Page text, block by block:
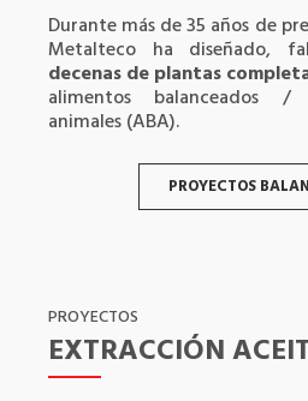
Durante más de 35 años de
Metalteco ha diseñado,
decenas de plantas
alimentos balanceados /
animales (ABA).
PROYECTOS
PROYECTOS
EXTRACCIÓN